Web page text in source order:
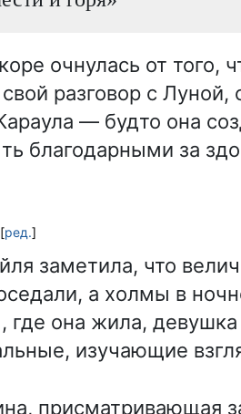
очнулась от того,
разговор с Луной,
— будто она
благодарными за
[ред.]
заметила, что
а холмы в
она жила,
изучающие
присматривающая